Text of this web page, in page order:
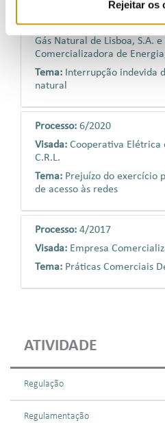
Rejeitar os
ATIVIDADE
Regulação
Regulamentação
29/2018
Visada:Lisboagás GDL –
Gás Natural de Lisboa, S.A.
Comercializadora de
Tema: Interrupção indevida
natural
Processo: 6/2020
Visada: Cooperativa Elétrica
C.R.L.
Tema: Prejuízo do exercício
de acesso às redes
Processo: 4/2017
Visada: Empresa
Tema: Práticas Comerciais